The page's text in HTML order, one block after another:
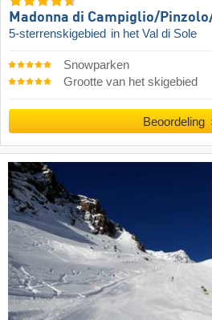
Madonna di Campiglio/​
5-sterrenskigebied in het Val di Sole
Snowparken
Grootte van het skigebied
Beoordeling